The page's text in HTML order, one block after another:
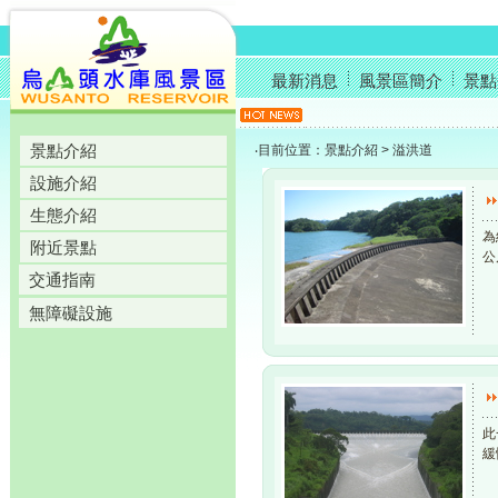
景點介紹
設施介紹
生態介紹
附近景點
交通指南
無障礙設施
最新消息 風景區簡介 景
‧目前位置：景點介紹 > 溢洪道